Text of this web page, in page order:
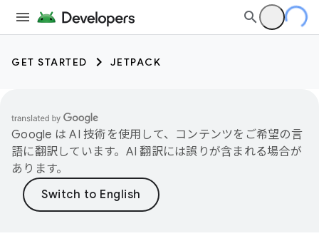
GET STARTED JETPACK
Google は AI 技術を使用して、コンテンツをご希望の言
語に翻訳しています。AI 翻訳には誤りが含まれる場合が
あります。